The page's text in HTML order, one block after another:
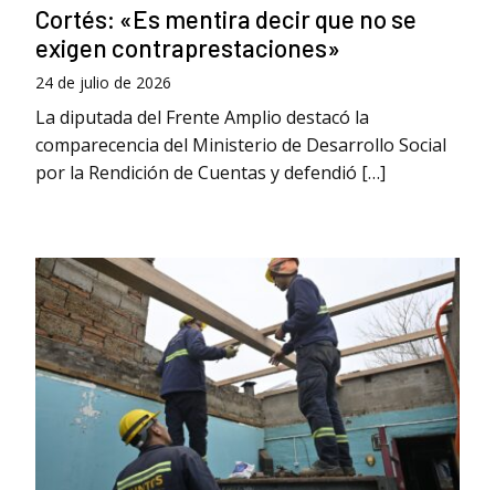
Cortés: «Es mentira decir que no se
exigen contraprestaciones»
24 de julio de 2026
La diputada del Frente Amplio destacó la
comparecencia del Ministerio de Desarrollo Social
por la Rendición de Cuentas y defendió […]